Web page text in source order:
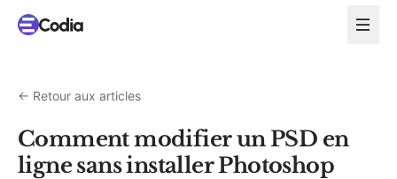
← Retour aux articles
Comment modifier un PSD en
ligne sans installer Photoshop